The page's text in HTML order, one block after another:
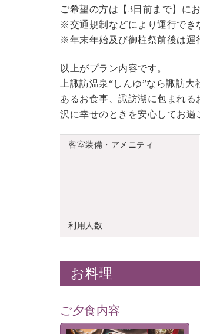
ご希望の方は【3日前まで】に
※交通規制などにより運行でき
※年末年始及び御柱祭前後は運
以上がプラン内容です。
上諏訪温泉“しんゆ”なら諏訪
あるお食事、諏訪湖に包まれ
沢に幸せのときを安心してお過
客室装備・アメニティ
利用人数
お料理
ご夕食内容